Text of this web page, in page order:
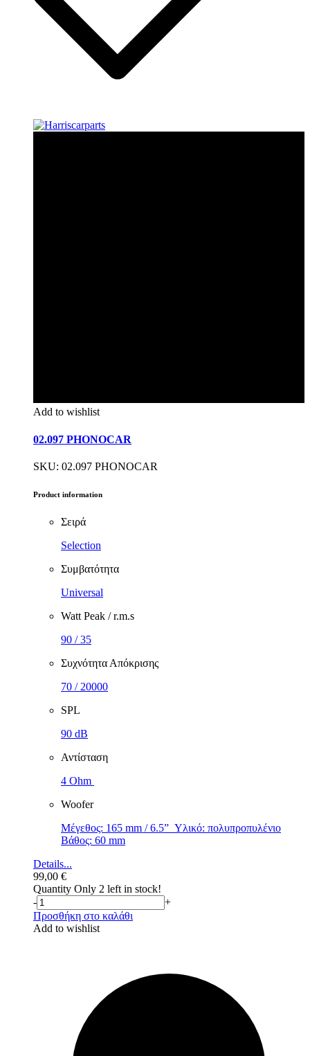
Add to wishlist
02.097 PHONOCAR
SKU: 02.097 PHONOCAR
Product information
Σειρά
Selection
Συμβατότητα
Universal
Watt Peak / r.m.s
90 / 35
Συχνότητα Απόκρισης
70 / 20000
SPL
90 dB
Αντίσταση
4 Ohm
Woofer
Μέγεθος: 165 mm / 6.5” Υλικό: πολυπροπυλένιο
Βάθος: 60 mm
Details...
99,00 €
Quantity Only 2 left in stock!
-
+
Προσθήκη στο καλάθι
Add to wishlist